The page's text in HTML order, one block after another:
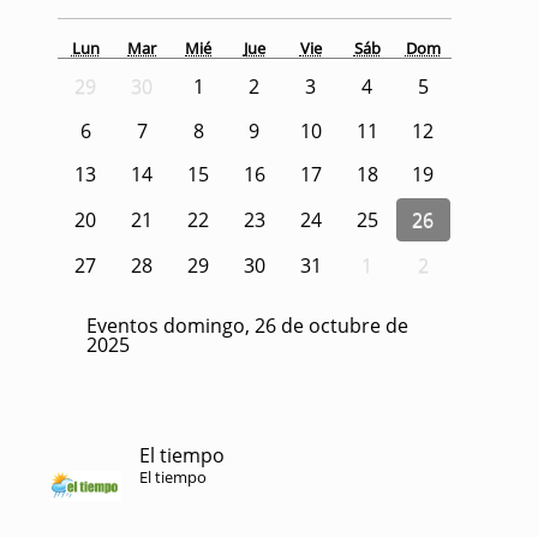
Lun Mar Mié Jue Vie Sáb Dom
29 30 1 2 3 4
5
6
7 8 9 10 11
12
13
14 15 16 17 18
19
20
21 22 23 24 25
26
27
28 29 30 31 1 2
Eventos domingo, 26 de octubre de
2025
El tiempo
El tiempo